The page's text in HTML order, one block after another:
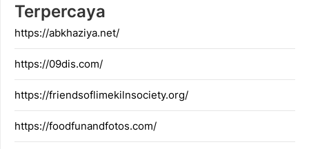
Terpercaya
https://abkhaziya.net/
https://09dis.com/
https://friendsoflimekilnsociety.org/
https://foodfunandfotos.com/